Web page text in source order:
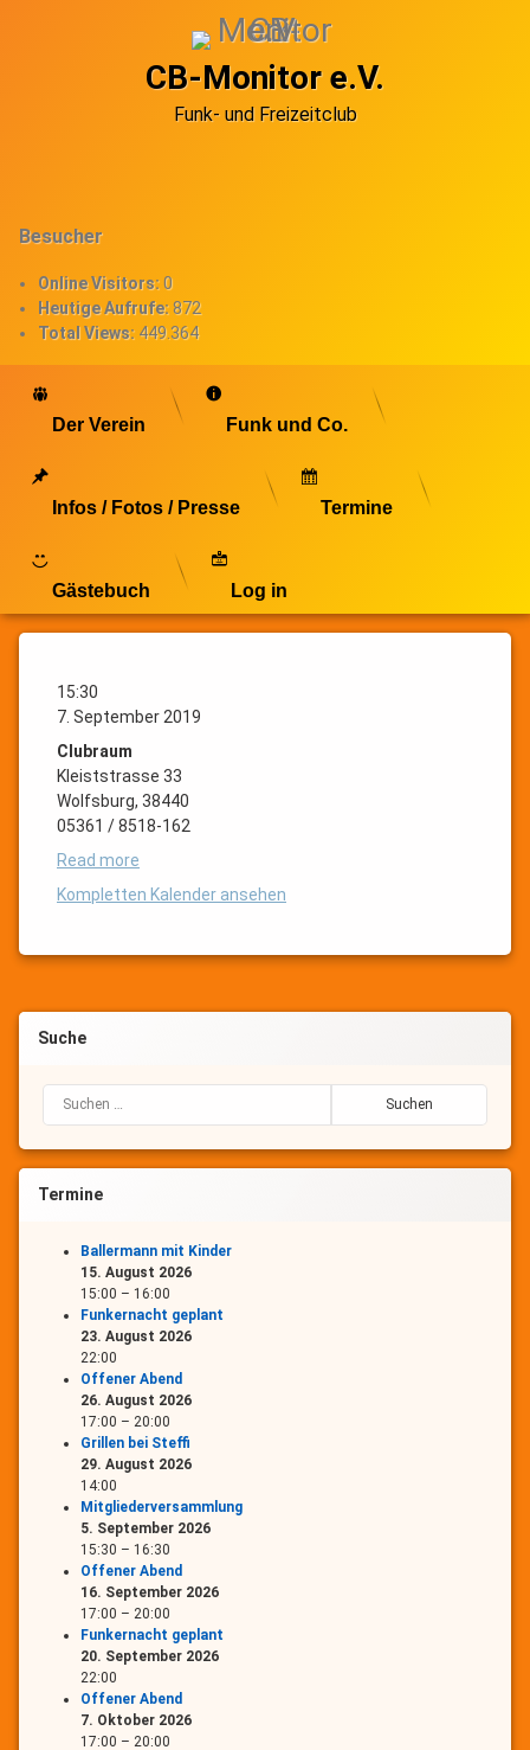
CB-Monitor e.V.
Funk- und Freizeitclub
Besucher
Online Visitors:0
Heutige Aufrufe: 872
Total Views: 449.364
Der Verein Funk und Co.
Infos / Fotos / Presse Termine
Gästebuch Log in
Posted on
30. Juni 2019
Monitor 1
Mitgliederversammlung
15:30
7. September 2019
Clubraum
Kleiststrasse 33
Wolfsburg, 38440
05361 / 8518-162
Read more
Kompletten Kalender ansehen
Suche
Termine
Ballermann mit Kinder
15. August 2026
15:00 – 16:00
Funkernacht geplant
23. August 2026
22:00
Offener Abend
26. August 2026
17:00 – 20:00
Grillen bei Steffi
29. August 2026
14:00
Mitgliederversammlung
5. September 2026
15:30 – 16:30
Offener Abend
16. September 2026
17:00 – 20:00
Funkernacht geplant
20. September 2026
22:00
Offener Abend
7. Oktober 2026
17:00 – 20:00